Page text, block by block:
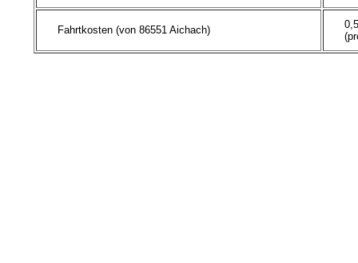
Fahrtkosten (von 86551 Aichach)